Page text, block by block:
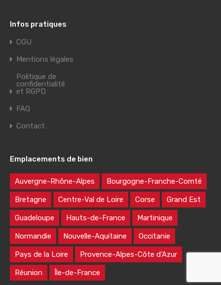
Infos pratiques
CGU
Mentions légales
Politique de
confidentialité
et RGPD
FAQ
Contact
Emplacements de bien
Auvergne-Rhône-Alpes Bourgogne-Franche-Comté
Bretagne Centre-Val de Loire Corse Grand Est
Guadeloupe Hauts-de-France Martinique
Normandie Nouvelle-Aquitaine Occitanie
Pays de la Loire Provence-Alpes-Côte d’Azur
Réunion Île-de-France